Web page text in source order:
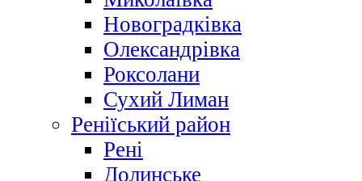
Новоградківка
Олександрівка
Роксолани
Сухий Лиман
Реніїський район
Рені
Долинське